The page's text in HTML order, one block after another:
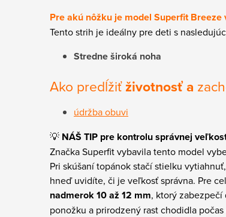
Pre akú nôžku je model Superfit Breeze
Tento strih je ideálny pre deti s
Stredne široká noha
Ako predĺžiťživotnosť a
údržba obuvi
💡 NÁŠ TIP pre kontrolu správnej
Značka Superfit vybavila tento model
Pri skúšaní topánok stačí stielku
hneď uvidíte, či je veľkosť správna. Pre
nadmerok 10 až 12 mm, ktorý zabezpečí
ponožku a prirodzený rast chodidla